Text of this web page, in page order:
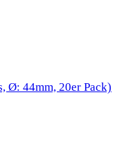
Ø: 44mm, 20er Pack)